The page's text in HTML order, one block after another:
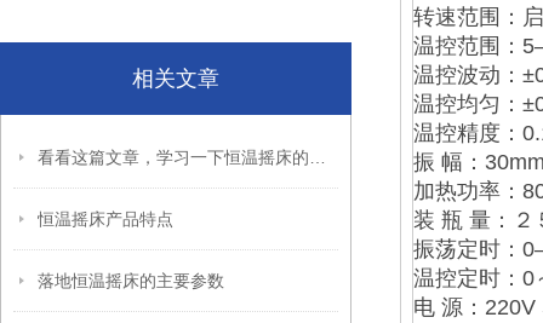
相关文章
恒温摇床产品特点
落地恒温摇床的主要参数
转速范围：
温控范围：
温控波动：
温控均匀：
温控精度：
振 幅：
加热功率：
装 瓶 量：２
振荡定时：
温控定时：0
电 源：220V